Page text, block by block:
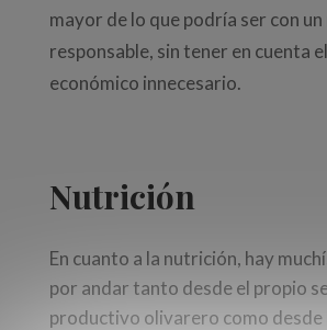
mayor de lo que podría ser con un
responsable, sin tener en cuenta
económico innecesario.
Nutrición
En cuanto a la nutrición, hay
por andar tanto desde el propio
productivo olivarero como desde